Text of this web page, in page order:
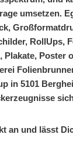
umsetzen.
RollUps,
Plakate, Poster
in 5101
an und lässt